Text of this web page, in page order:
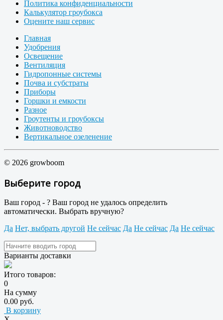
Политика конфиденциальности
Калькулятор гроубокса
Оцените наш сервис
Главная
Удобрения
Освещение
Вентиляция
Гидропонные системы
Почва и субстраты
Приборы
Горшки и емкости
Разное
Гроутенты и гроубоксы
Животноводство
Вертикальное озеленение
© 2026 growboom
Выберите город
Ваш город - ? Ваш город не удалось определить
автоматически. Выбрать вручную?
Да Нет, выбрать другой Не сейчас Да Не сейчас Да Не сейчас
Варианты доставки
Итого товаров:
0
На сумму
0.00 руб.
В корзину